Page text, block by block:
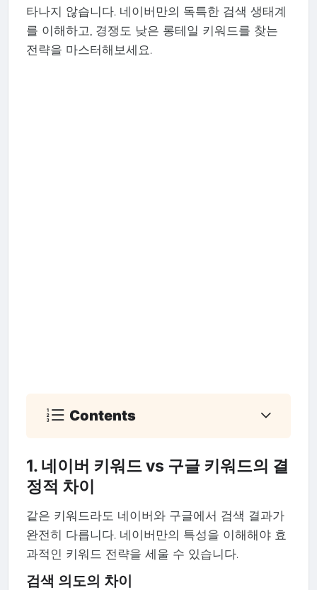
타나지 않습니다. 네이버만의 독특한 검색 생태계
를 이해하고, 경쟁도 낮은 롱테일 키워드를 찾는
전략을 마스터해보세요.
Contents
1. 네이버 키워드 vs 구글 키워드의 결
정적 차이
같은 키워드라도 네이버와 구글에서 검색 결과가
완전히 다릅니다. 네이버만의 특성을 이해해야 효
과적인 키워드 전략을 세울 수 있습니다.
검색 의도의 차이